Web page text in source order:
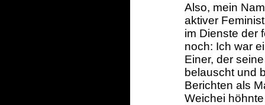
Also, mein
aktiver
im Dienste der
noch: Ich war
Einer, der
belauscht und
Berichten als
Weichei